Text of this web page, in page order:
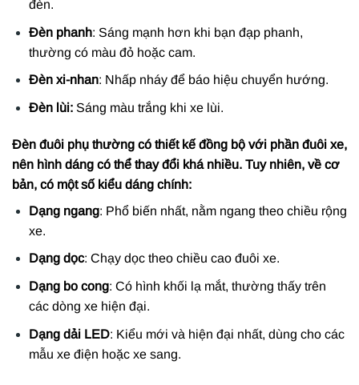
đèn.
Đèn phanh: Sáng mạnh hơn khi bạn đạp phanh,
thường có màu đỏ hoặc cam.
Đèn xi-nhan: Nhấp nháy để báo hiệu chuyển hướng.
Đèn lùi:Sáng màu trắng khi xe lùi.
Đèn đuôi phụ thường có thiết kế đồng bộ với phần đuôi xe,
nên hình dáng có thể thay đổi khá nhiều. Tuy nhiên, về cơ
bản, có một số kiểu dáng chính:
Dạng ngang: Phổ biến nhất, nằm ngang theo chiều rộng
xe.
Dạng dọc: Chạy dọc theo chiều cao đuôi xe.
Dạng bo cong: Có hình khối lạ mắt, thường thấy trên
các dòng xe hiện đại.
Dạng dải LED: Kiểu mới và hiện đại nhất, dùng cho các
mẫu xe điện hoặc xe sang.